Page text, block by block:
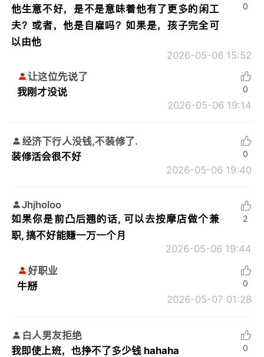
他生意不好，是不是意味着他有了更多的闲工
夫？或者，他是自雇吗？如果是，孩子完全可
以由他
2026-05-06 15:52
0
让这位先说了
我刚才没说
2026-05-06 19:14
0
经济下行人没钱,不装修了.
装修活会很不好
2026-05-06 19:40
0
Jhjholoo
如果你是前凸后翘的话, 可以去按摩店做个兼
职, 搞不好能赚一万一个月
2026-05-06 19:44
2
好职业
牛掰
2026-05-07 01:28
0
白人男友拒绝
我即使上班，也挣不了多少钱 hahaha
0